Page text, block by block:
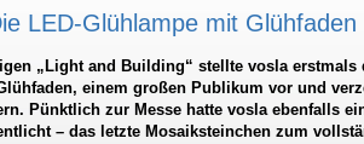
LED-Glühlampe mit Glühfaden
„Light and Building“ stellte vosla erstmals
einem großen Publikum vor und
Pünktlich zur Messe hatte vosla ebenfalls
– das letzte Mosaiksteinchen zum